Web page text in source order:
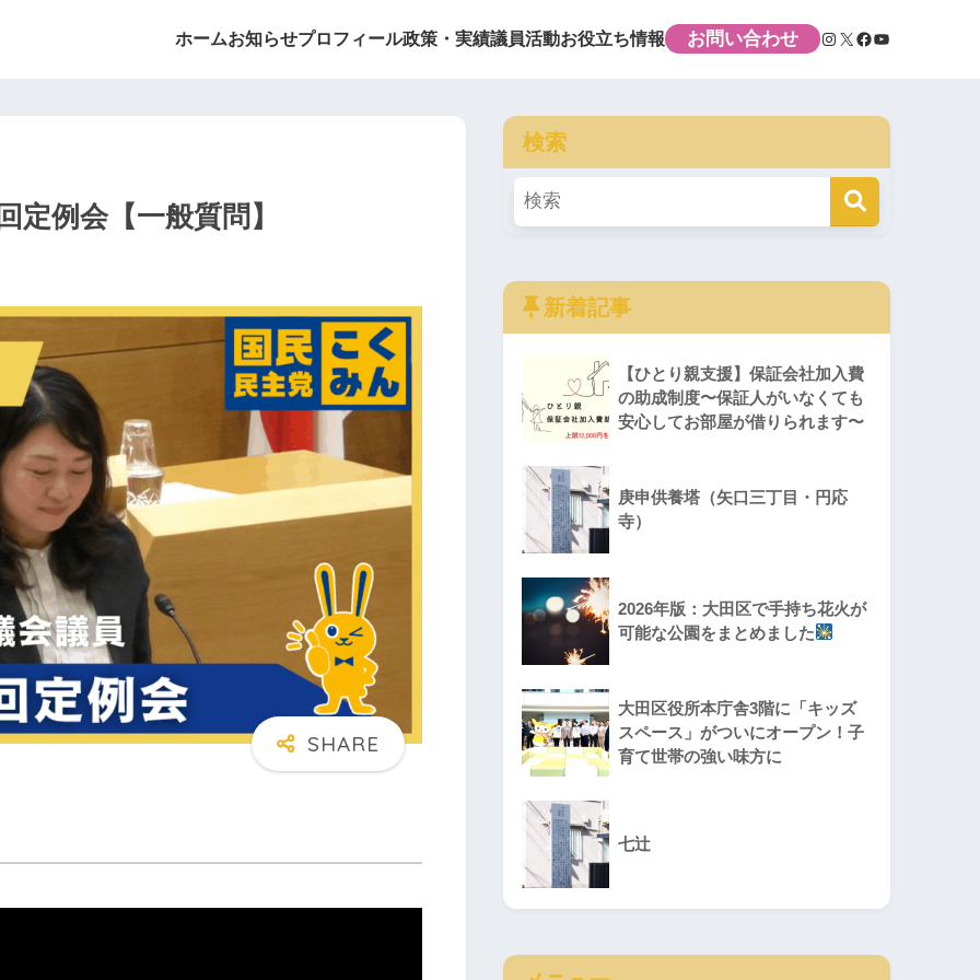
ホームお知らせプロフィール政策・実績議員活動お役立ち情報 お問い合わせ
定例会【一般質問】
検索
新着記事
【ひとり親支援】保証会社加入費
の助成制度〜保証人がいなくても
安心してお部屋が借りられます〜
庚申供養塔（矢口三丁目・円応
寺）
2026年版：大田区で手持ち花火が
可能な公園をまとめました
大田区役所本庁舎3階に「キッズ
スペース」がついにオープン！子
育て世帯の強い味方に
七辻